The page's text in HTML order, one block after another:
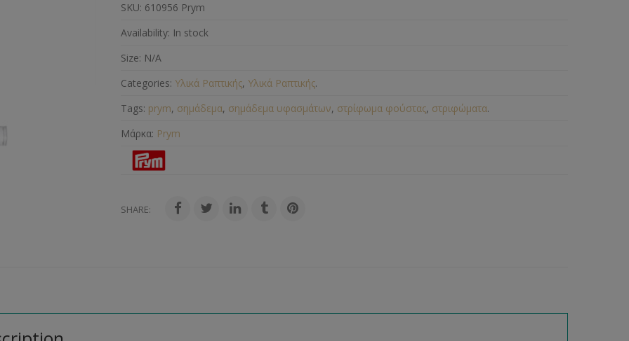
SKU: 610956 Prym
Availability: In stock
Size: N/A
Categories: Υλικά Ραπτικής, Υλικά Ραπτικής.
Tags: prym, σημάδεμα, σημάδεμα υφασμάτων, στρίφωμα φούστας, στριφώματα.
Μάρκα: Prym
SHARE: